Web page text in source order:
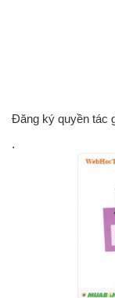
Đăng ký quyền tác
.